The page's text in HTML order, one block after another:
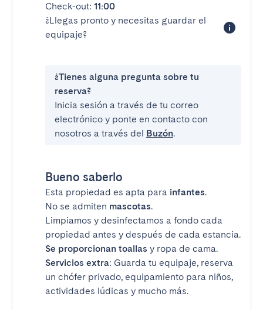
Check-out: 11:00
¿Llegas pronto y necesitas guardar el
equipaje?
¿Tienes alguna pregunta sobre tu
reserva?
Inicia sesión a través de tu correo
electrónico y ponte en contacto con
nosotros a través del Buzón.
Bueno saberlo
Esta propiedad es apta para infantes.
No se admiten mascotas.
Limpiamos y desinfectamos a fondo cada
propiedad antes y después de cada estancia.
Se proporcionan toallas y ropa de cama.
Servicios extra: Guarda tu equipaje, reserva
un chófer privado, equipamiento para niños,
actividades lúdicas y mucho más.